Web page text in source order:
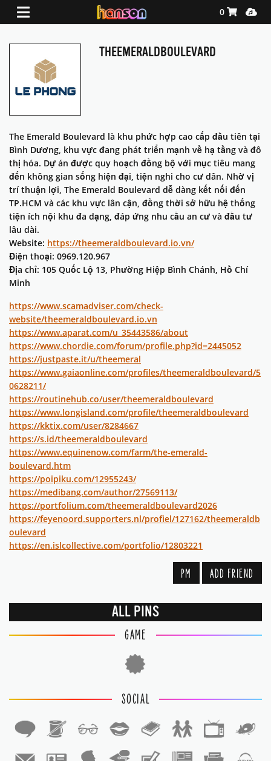
Shopping
0
THEEMERALDBOULEVARD
The Emerald Boulevard là khu phức hợp cao cấp đầu tiên tại
Bình Dương, khu vực đang phát triển mạnh về hạ tầng và đô
thị hóa. Dự án được quy hoạch đồng bộ với mục tiêu mang
đến không gian sống hiện đại, tiện nghi cho cư dân. Nhờ vị
trí thuận lợi, The Emerald Boulevard dễ dàng kết nối đến
TP.HCM và các khu vực lân cận, đồng thời sở hữu hệ thống
tiện ích nội khu đa dạng, đáp ứng nhu cầu an cư và đầu tư
lâu dài.
Website: https://theemeraldboulevard.io.vn/
Điện thoại: 0969.120.967
Địa chỉ: 105 Quốc Lộ 13, Phường Hiệp Bình Chánh, Hồ Chí
Minh
https://www.scamadviser.com/check-
website/theemeraldboulevard.io.vn
https://www.aparat.com/u_35443586/about
https://www.chordie.com/forum/profile.php?id=2445052
https://justpaste.it/u/theemeral
https://www.gaiaonline.com/profiles/theemeraldboulevard/5
0628211/
https://routinehub.co/user/theemeraldboulevard
https://www.longisland.com/profile/theemeraldboulevard
https://kktix.com/user/8284667
https://s.id/theemeraldboulevard
https://www.equinenow.com/farm/the-emerald-
boulevard.htm
https://poipiku.com/12955243/
https://medibang.com/author/27569113/
https://portfolium.com/theemeraldboulevard2026
https://feyenoord.supporters.nl/profiel/127162/theemeraldb
oulevard
https://en.islcollective.com/portfolio/12803221
PM ADD FRIEND
ALL PINS
GAME
SOCIAL